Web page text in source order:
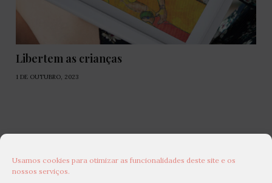
Usamos cookies para otimizar as funcionalidades deste site e os
nossos serviços.
Libertem as crianças
1 DE OUTUBRO, 2023